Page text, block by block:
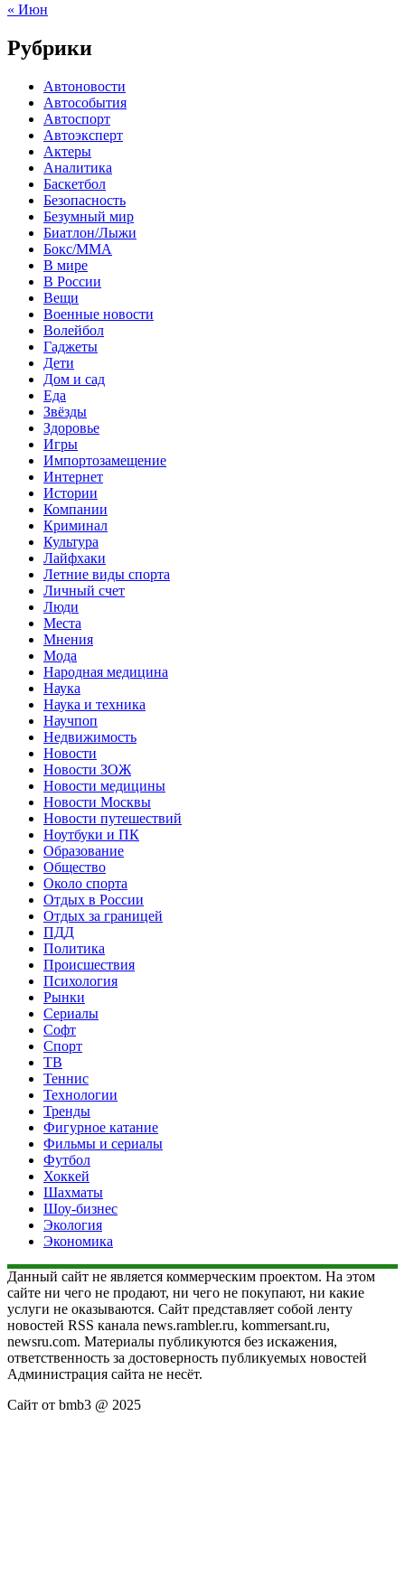
« Июн
Рубрики
Автоновости
Автособытия
Автоспорт
Автоэксперт
Актеры
Аналитика
Баскетбол
Безопасность
Безумный мир
Биатлон/Лыжи
Бокс/MMA
В мире
В России
Вещи
Военные новости
Волейбол
Гаджеты
Дети
Дом и сад
Еда
Звёзды
Здоровье
Игры
Импортозамещение
Интернет
Истории
Компании
Криминал
Культура
Лайфхаки
Летние виды спорта
Личный счет
Люди
Места
Мнения
Мода
Народная медицина
Наука
Наука и техника
Научпоп
Недвижимость
Новости
Новости ЗОЖ
Новости медицины
Новости Москвы
Новости путешествий
Ноутбуки и ПК
Образование
Общество
Около спорта
Отдых в России
Отдых за границей
ПДД
Политика
Происшествия
Психология
Рынки
Сериалы
Софт
Спорт
ТВ
Теннис
Технологии
Тренды
Фигурное катание
Фильмы и сериалы
Футбол
Хоккей
Шахматы
Шоу-бизнес
Экология
Экономика
Данный сайт не является коммерческим проектом. На этом
сайте ни чего не продают, ни чего не покупают, ни какие
услуги не оказываются. Сайт представляет собой ленту
новостей RSS канала news.rambler.ru, kommersant.ru,
newsru.com. Материалы публикуются без искажения,
ответственность за достоверность публикуемых новостей
Администрация сайта не несёт.
Сайт от bmb3 @ 2025